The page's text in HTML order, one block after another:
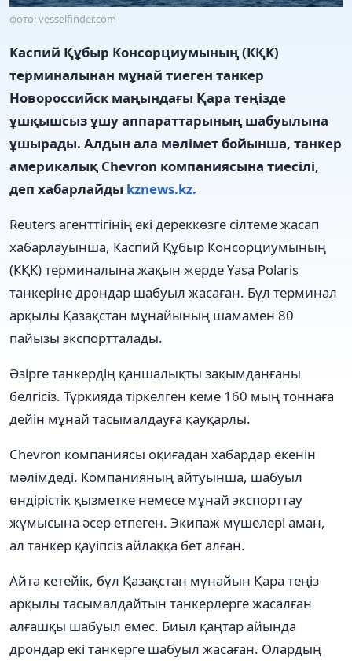
фото: vesselfinder.com
Каспий Құбыр Консорциумының (КҚК)
терминалынан мұнай тиеген танкер
Новороссийск маңындағы Қара теңізде
ұшқышсыз ұшу аппараттарының шабуылына
ұшырады. Алдын ала мәлімет бойынша, танкер
америкалық Chevron компаниясына тиесілі,
деп хабарлайды kznews.kz.
Reuters агенттігінің екі дереккөзге сілтеме жасап
хабарлауынша, Каспий Құбыр Консорциумының
(КҚК) терминалына жақын жерде Yasa Polaris
танкеріне дрондар шабуыл жасаған. Бұл терминал
арқылы Қазақстан мұнайының шамамен 80
пайызы экспортталады.
Әзірге танкердің қаншалықты зақымданғаны
белгісіз. Түркияда тіркелген кеме 160 мың тоннаға
дейін мұнай тасымалдауға қауқарлы.
Chevron компаниясы оқиғадан хабардар екенін
мәлімдеді. Компанияның айтуынша, шабуыл
өндірістік қызметке немесе мұнай экспорттау
жұмысына әсер етпеген. Экипаж мүшелері аман,
ал танкер қауіпсіз айлаққа бет алған.
Айта кетейік, бұл Қазақстан мұнайын Қара теңіз
арқылы тасымалдайтын танкерлерге жасалған
алғашқы шабуыл емес. Биыл қаңтар айында
дрондар екі танкерге шабуыл жасаған. Олардың